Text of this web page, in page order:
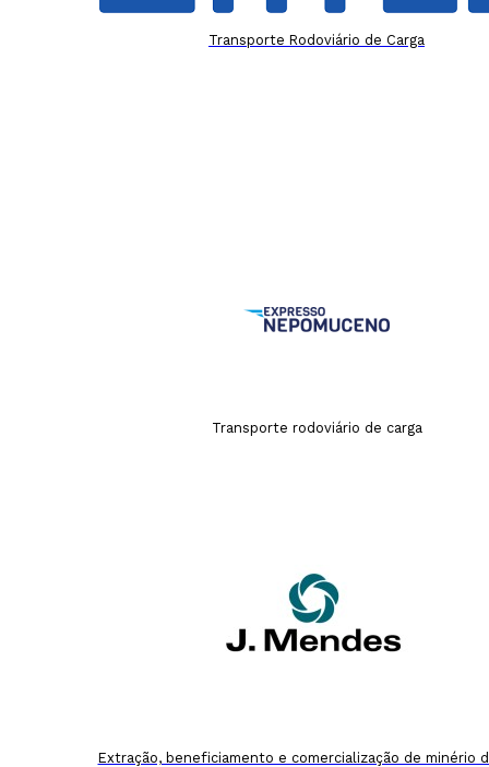
Transporte Rodoviário de Carga
Transporte rodoviário de carga
Extração, beneficiamento e comercialização de minério